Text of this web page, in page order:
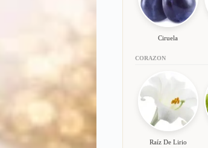
Ciruela
CORAZON
Raíz De Lirio